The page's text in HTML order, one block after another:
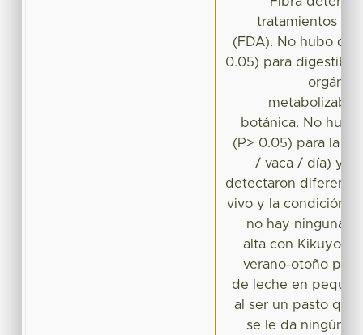
tratamientos
(FDA). No hubo
0.05) para
metabolizable
botánica. No
(P> 0.05) para la
/ vaca / día) y la
detectaron
vivo y la condición
no hay ninguna
alta con Kikuyo
verano-otoño
de leche en
al ser un pasto que
se le da ningún